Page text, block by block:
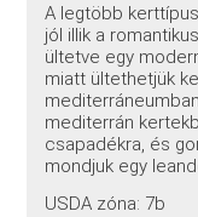
A legtöbb
jól illik a
ültetve egy
miatt ültethetjük
mediterrán
csapadékra, és
mondjuk egy
USDA zóna: 7b